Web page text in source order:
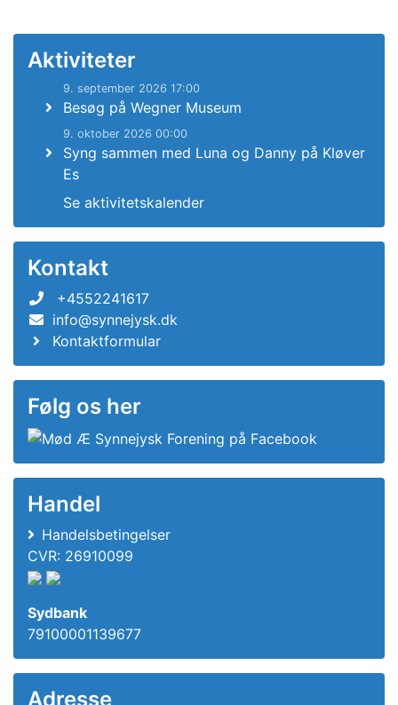
Aktiviteter
9. september 2026 17:00
Besøg på Wegner Museum
9. oktober 2026 00:00
Syng sammen med Luna og Danny på Kløver
Es
Se aktivitetskalender
Kontakt
+4552241617
info@synnejysk.dk
Kontaktformular
Følg os her
Handel
Handelsbetingelser
CVR: 26910099
Sydbank
79100001139677
Adresse